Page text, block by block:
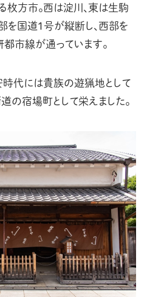
方市。西は淀川、東は生駒
を国道1号が縦断し、西部を
市線が通っています。
時代には貴族の遊猟地として
の宿場町として栄えました。